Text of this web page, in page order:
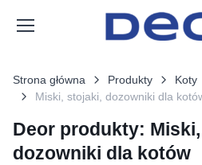
Strona główna Produkty Koty
Miski, stojaki, dozowniki dla
Deor produkty:
dozowniki dla kotów